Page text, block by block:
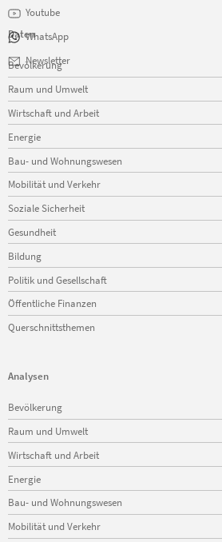
Youtube
WhatsApp
Newsletter
Daten
Navigation
überspringen
Bevölkerung
Raum und Umwelt
Wirtschaft und Arbeit
Energie
Bau- und Wohnungswesen
Mobilität und Verkehr
Soziale Sicherheit
Gesundheit
Bildung
Politik und Gesellschaft
Öffentliche Finanzen
Querschnittsthemen
Analysen
Navigation
überspringen
Bevölkerung
Raum und Umwelt
Wirtschaft und Arbeit
Energie
Bau- und Wohnungswesen
Mobilität und Verkehr